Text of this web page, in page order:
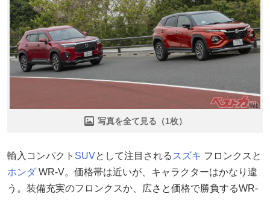
写真を全て見る（1枚）
輸入コンパクト SUVとして注目される スズキ フロンクスと
ホンダ WR-V。価格帯は近いが、キャラクターはかなり違
う。装備充実のフロンクスか、広さと価格で勝負するWR-